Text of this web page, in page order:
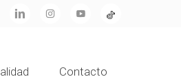
Contacto